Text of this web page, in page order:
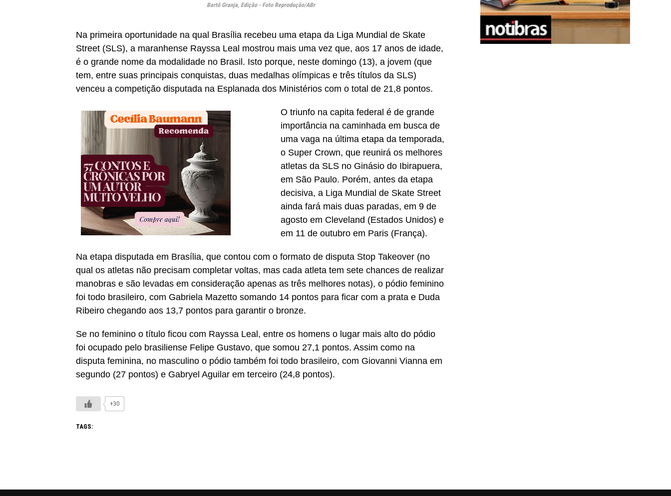
Bartô Granja, Edição - Foto Reprodução/ABr
Na primeira oportunidade na qual Brasília recebeu uma etapa da Liga Mundial de Skate
Street (SLS), a maranhense Rayssa Leal mostrou mais uma vez que, aos 17 anos de idade,
é o grande nome da modalidade no Brasil. Isto porque, neste domingo (13), a jovem (que
tem, entre suas principais conquistas, duas medalhas olímpicas e três títulos da SLS)
venceu a competição disputada na Esplanada dos Ministérios com o total de 21,8 pontos.
O triunfo na capita federal é de grande
importância na caminhada em busca de
uma vaga na última etapa da temporada,
o Super Crown, que reunirá os melhores
atletas da SLS no Ginásio do Ibirapuera,
em São Paulo. Porém, antes da etapa
decisiva, a Liga Mundial de Skate Street
ainda fará mais duas paradas, em 9 de
agosto em Cleveland (Estados Unidos) e
em 11 de outubro em Paris (França).
Na etapa disputada em Brasília, que contou com o formato de disputa Stop Takeover (no
qual os atletas não precisam completar voltas, mas cada atleta tem sete chances de realizar
manobras e são levadas em consideração apenas as três melhores notas), o pódio feminino
foi todo brasileiro, com Gabriela Mazetto somando 14 pontos para ficar com a prata e Duda
Ribeiro chegando aos 13,7 pontos para garantir o bronze.
Se no feminino o título ficou com Rayssa Leal, entre os homens o lugar mais alto do pódio
foi ocupado pelo brasiliense Felipe Gustavo, que somou 27,1 pontos. Assim como na
disputa feminina, no masculino o pódio também foi todo brasileiro, com Giovanni Vianna em
segundo (27 pontos) e Gabryel Aguilar em terceiro (24,8 pontos).
+30
TAGS: